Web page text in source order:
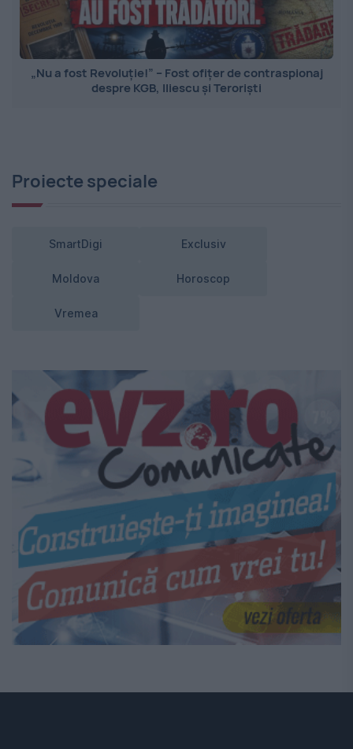
„Nu a fost Revoluție!” – Fost ofițer de contraspionaj
despre KGB, Iliescu și Teroriști
Proiecte speciale
SmartDigi Exclusiv
Moldova Horoscop
Vremea